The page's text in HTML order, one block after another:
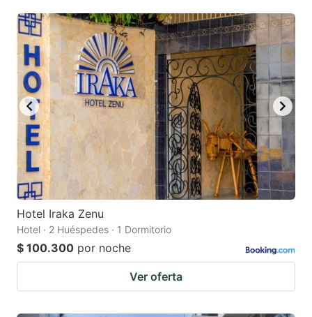
Hotel Iraka Zenu
Hotel · 2 Huéspedes · 1 Dormitorio
$ 100.300 por noche
Ver oferta